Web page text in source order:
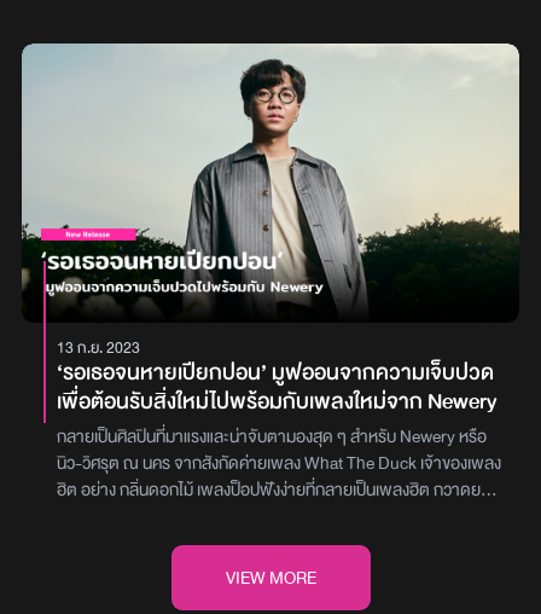
2024 ในซิงเกิล ‘สำรอง’ กับการยอมเป็นคนไม่สำคัญเป็นได้แค่ให้ความ
สบายใจสำหรับ ‘สำรอง’ เป็นอีกหนึ่งซิงเกิลที่ท้าทายความสามารถของ
ต้นหน เพราะเพลงนี้เป็นเพลงแรกที่มาพร้อมกับอารมณ์เศร้า เกิดมา
เพื่อเข้าใจความสัมพันธ์ของการเป็นคนที่ไม่สำคัญ โดย ต้นหน ได้
อธิบายความเป็นตัวสำรองของเพลงนี้ไว้ว่า “ไม่ว่าตอนคุณสวมกอดผม
คุณจะนึกถึงอีกคนก็ไม่เป็นไร” เรียกได้ว่าเป็นสถานะตัวสำรองที่ยอมทุก
อย่างเพื่อให้อีกฝ่ายมีความสุขและเช่นเดิมในเพลงนี้ ต้นหน ลงมือทำ
เพลงเองในทุกขั้นตอน ซึ่งมีความแตกต่างจากเพลงก่อนหน้า อย่าง
‘TikTok Girl’ และ ‘I โง่’ ที่ดูมีความขี้เล่นกวน ๆ แต่เพลง ‘สำรอง’ นั้นมา
พร้อมกับมู้ดเศร้าเพื่อให้ทุกคนได้เห็นอีกหนึ่งมุมมองที่โตขึ้น ผ่านทำนอง
ของเพลงป็อปฟังง่าย แต่ความหมายลึกซึ้งโดนใจคนฟังแน่นอนสามารถ
เข้าไปฟังและชมมิวสิกวิดีโอเพลง ‘สำรอง’ เพลงใหม่จาก ต้นหน ได้แล้ว
วันนี้บน YouTube : TONHON และทุกบริการมิวสิกสตรีมมิงภาพ :
What The Duck
13 ก.ย. 2023
‘รอเธอจนหายเปียกปอน’ มูฟออนจากความเจ็บปวด
เพื่อต้อนรับสิ่งใหม่ไปพร้อมกับเพลงใหม่จาก Newery
กลายเป็นศิลปินที่มาแรงและน่าจับตามองสุด ๆ สำหรับ Newery หรือ
นิว-วิศรุต ณ นคร จากสังกัดค่ายเพลง What The Duck เจ้าของเพลง
ฮิต อย่าง กลิ่นดอกไม้ เพลงป็อปฟังง่ายที่กลายเป็นเพลงฮิต กวาดยอด
เธอจนหายเปียกปอน (dry my tears) บอกลาสายฝน พร้อมต้อนรับ
สายรุ้งสดใสในวันพรุ่งนี้ โดย Newery ได้เปรียบเทียบ ฝน เหมือนกับ
ความเสียใจ ในวันที่ความสัมพันธ์ไม่เป็นไปตามความที่หวัง จนรู้ตัวว่า
VIEW MORE